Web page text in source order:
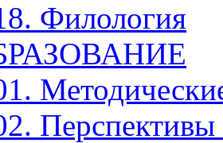
Филология
Перспективы